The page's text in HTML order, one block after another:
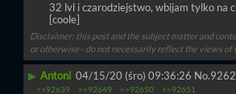
32 lvl i czarodziejstwo, wbijam tylko na
[coole]
Disclaimer: this post and the subject matter and
or otherwise - do not necessarily reflect the views of
▶ Antoni 04/15/20 (śro) 09:36:26 No.
>>92639
>>92649 >>92650 >>92651